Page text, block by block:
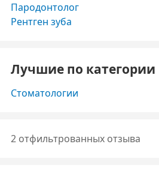
Пародонтолог
Рентген зуба
Лучшие по
Стоматологии
2 отфильтрованных отзыва